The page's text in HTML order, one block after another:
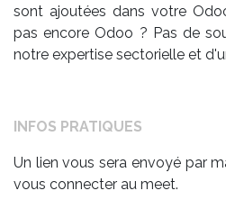
sont ajoutées dans votre
pas encore Odoo ? Pas de
notre expertise sectorielle et
INFOS PRATIQUES
Un lien vous sera envoyé par
vous connecter au meet.